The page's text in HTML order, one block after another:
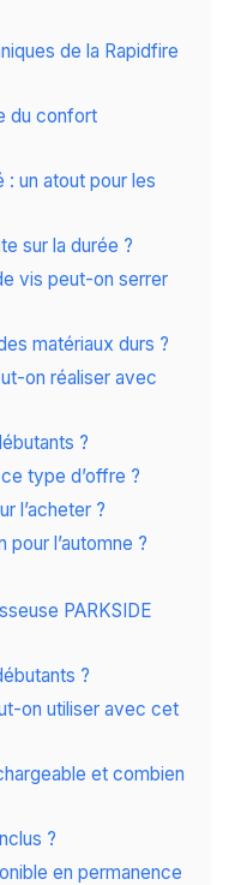
de la Rapidfire
du confort
un atout pour les
sur la durée ?
vis peut-on serrer
matériaux durs ?
on réaliser avec
?
type d’offre ?
l’acheter ?
pour l’automne ?
PARKSIDE
?
on utiliser avec cet
et combien
?
en permanence